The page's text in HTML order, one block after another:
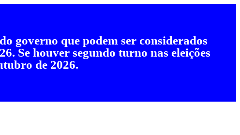
governo que podem ser considerados
Se houver segundo turno nas eleições
de 2026.